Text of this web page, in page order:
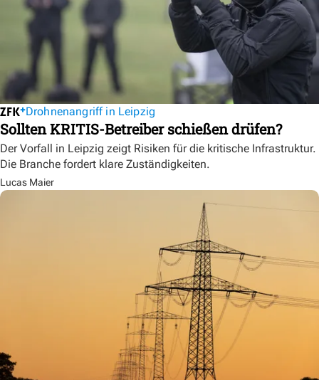
Drohnenangriff in Leipzig
Sollten KRITIS-Betreiber schießen drüfen?
Der Vorfall in Leipzig zeigt Risiken für die kritische Infrastruktur.
Die Branche fordert klare Zuständigkeiten.
Lucas Maier